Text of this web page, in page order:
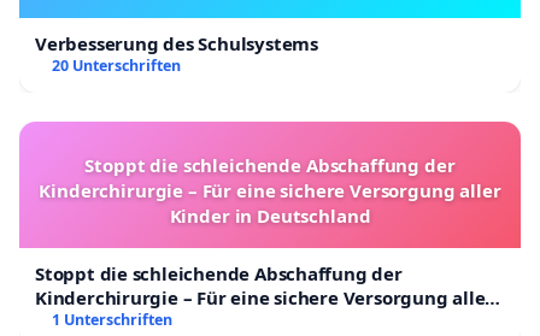
Verbesserung des Schulsystems
20 Unterschriften
Stoppt die schleichende Abschaffung der
Kinderchirurgie – Für eine sichere Versorgung aller
Kinder in Deutschland
Stoppt die schleichende Abschaffung der
Kinderchirurgie – Für eine sichere Versorgung aller
Kinder in Deutschland
1 Unterschriften